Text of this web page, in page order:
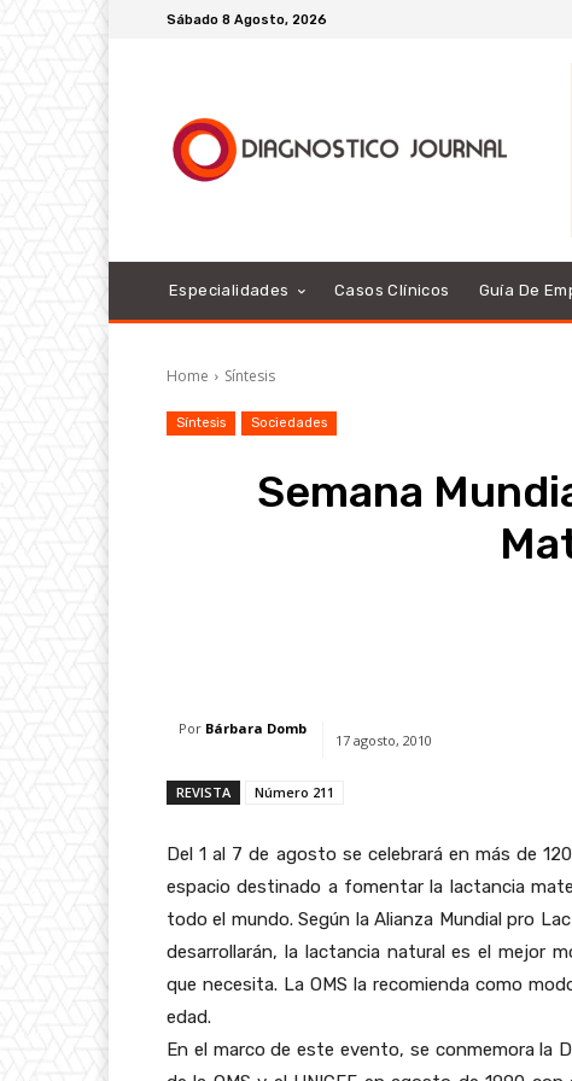
Sábado 8 Agosto, 2026
Especialidades Casos Clínicos Guía De
Home Síntesis
Síntesis Sociedades
Semana
Por Bárbara Domb
17 agosto, 2010
REVISTA Número 211
Del 1 al 7 de agosto se celebrará en más de
espacio destinado a fomentar la lactancia
todo el mundo. Según la Alianza Mundial pro
desarrollarán, la lactancia natural es el mejor
que necesita. La OMS la recomienda como
edad.
En el marco de este evento, se conmemora la